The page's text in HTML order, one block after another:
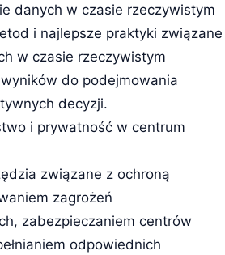
danych w czasie rzeczywistym
i najlepsze praktyki związane
w czasie rzeczywistym
do podejmowania
decyzji.
i prywatność w centrum
związane z ochroną
zagrożeń
zabezpieczaniem centrów
odpowiednich